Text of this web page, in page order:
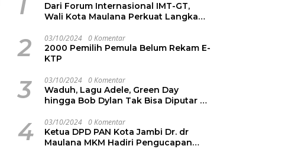
Dari Forum Internasional IMT-GT,
Wali Kota Maulana Perkuat Langkah
2 03/10/2024 0 Komentar
2000 Pemilih Pemula Belum Rekam E-
KTP
3 03/10/2024 0 Komentar
Waduh, Lagu Adele, Green Day
hingga Bob Dylan Tak Bisa Diputar di
4 03/10/2024 0 Komentar
Ketua DPD PAN Kota Jambi Dr. dr
Maulana MKM Hadiri Pengucapan